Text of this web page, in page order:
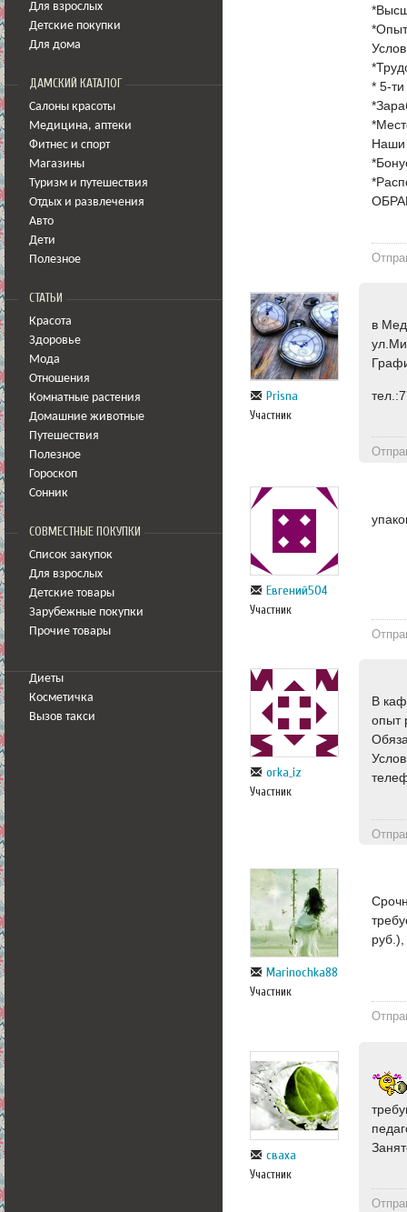
Для взрослых
Детские покупки
Для дома
ДАМСКИЙ КАТАЛОГ
Салоны красоты
Медицина, аптеки
Фитнес и спорт
Магазины
Туризм и путешествия
Отдых и развлечения
Авто
Дети
Полезное
СТАТЬИ
Красота
Здоровье
Мода
Отношения
Комнатные растения
Домашние животные
Путешествия
Полезное
Гороскоп
Сонник
СОВМЕСТНЫЕ ПОКУПКИ
Список закупок
Для взрослых
Детские товары
Зарубежные покупки
Прочие товары
Диеты
Косметичка
Вызов такси
* 5-
Наши
Prisna
Участник
в
Евгений504
Участник
orka_iz
Участник
В
опыт
Marinochka88
Участник
сваха
Участник